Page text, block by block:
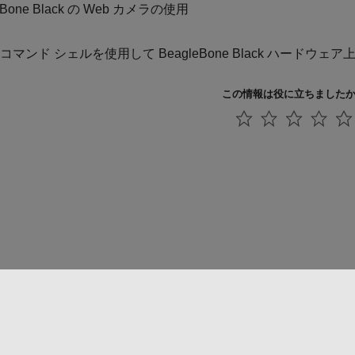
Black の Web カメラの使用
コマンド シェルを使用して BeagleBone Black ハードウェア
この情報は役に立ちました